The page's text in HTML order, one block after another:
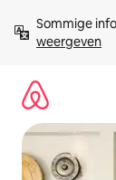
direct
naar
Sommige
weergeven